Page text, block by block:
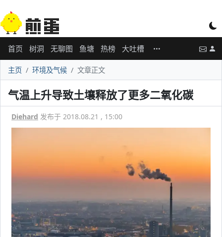
首页 树洞 无聊图 鱼塘 热榜 大吐槽
主页 环境及气候 文章正文
气温上升导致土壤释放了更多二氧化碳
Diehard 发布于 2018.08.21 , 15:00